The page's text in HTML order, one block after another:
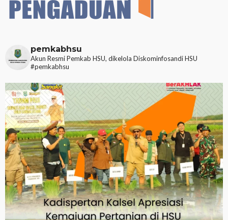
pemkabhsu
Akun Resmi Pemkab HSU, dikelola Diskominfosandi HSU
#pemkabhsu